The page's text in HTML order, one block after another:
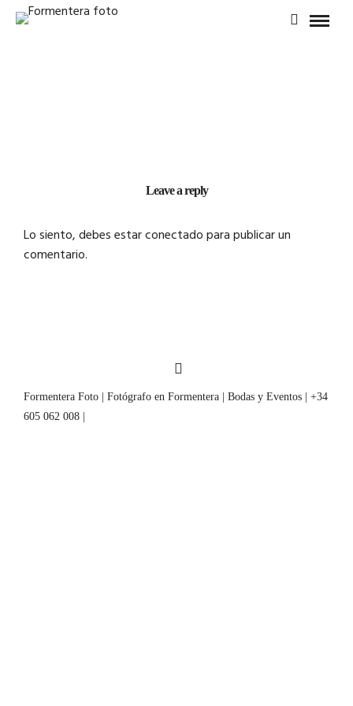
Leave a reply
Lo siento, debes estarconectadopara publicar un
comentario.
Formentera Foto | Fotógrafo en Formentera | Bodas y Eventos | +34
605 062 008 |